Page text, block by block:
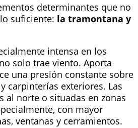
determinantes que no
suficiente: la tramontana y
intensa en los
solo trae viento. Aporta
una presión constante sobre
carpinterías exteriores. Las
al norte o situadas en zonas
con mayor
ventanas y cerramientos.